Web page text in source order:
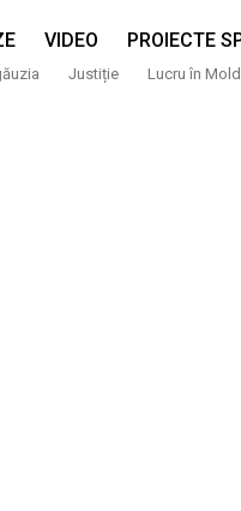
VIDEO PROIECTE
Justiție Lucru în